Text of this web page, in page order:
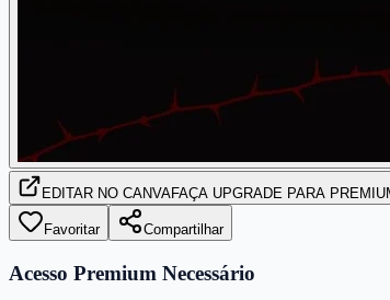
EDITAR NO CANVAFAÇA UPGRADE PARA
Favoritar Compartilhar
Acesso Premium Necessário